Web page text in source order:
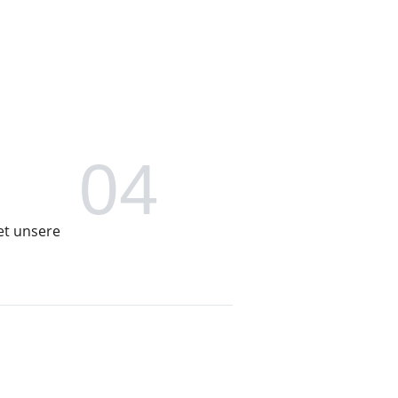
unsere
04